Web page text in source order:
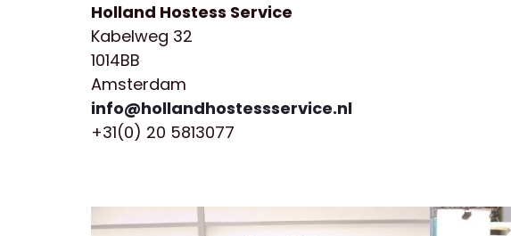
Holland Hostess Service
Kabelweg 32
1014BB
Amsterdam
info@hollandhostessservice.nl
+31(0) 20 5813077